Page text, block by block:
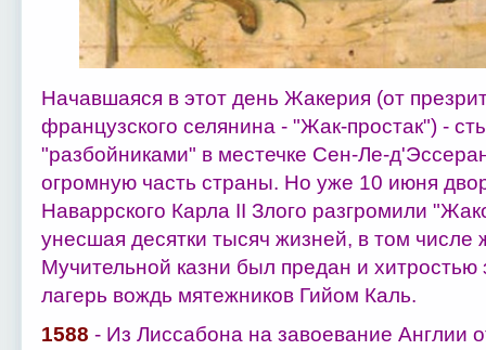
Начавшаяся в этот день Жакерия (от
французского селянина - "Жак-простак") -
"разбойниками" в местечке Сен-Ле-
огромную часть страны. Но уже 10 июня
Наваррского Карла II Злого разгромили
унесшая десятки тысяч жизней, в том числе
Мучительной казни был предан и
лагерь вождь мятежников Гийом Каль.
1588 - Из Лиссабона на завоевание Англии